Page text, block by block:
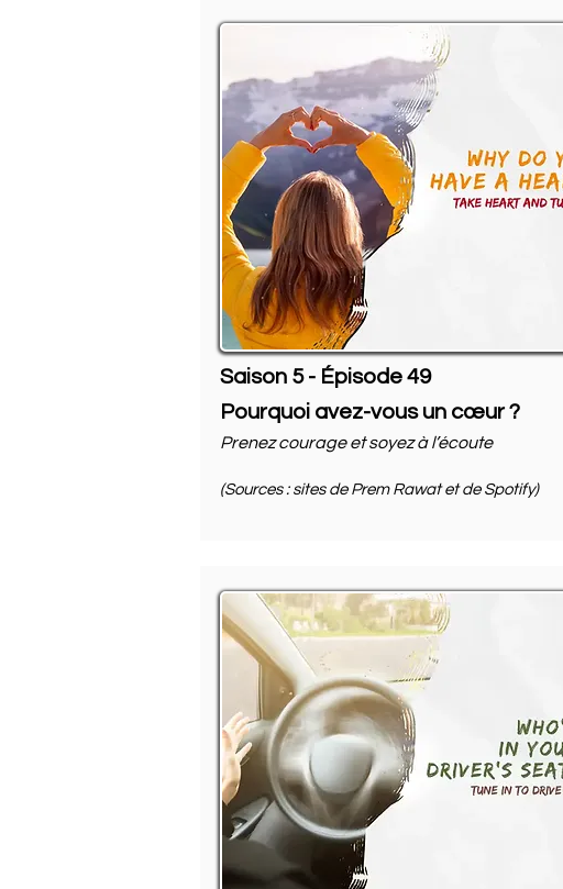
Saison 5 - Épisode 49
Pourquoi avez-vous un cœur ?
Prenez courage et soyez à l’écoute
(Sources : sites de Prem Rawat et de Spotify)